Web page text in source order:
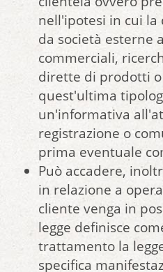
nell'ipotesi in cui la
da società esterne
commerciali,
dirette di prodotti o
quest'ultima
un'informativa
registrazione o
prima eventuale
Può accadere,
in relazione a
cliente venga in
legge definisce
trattamento la
specifica